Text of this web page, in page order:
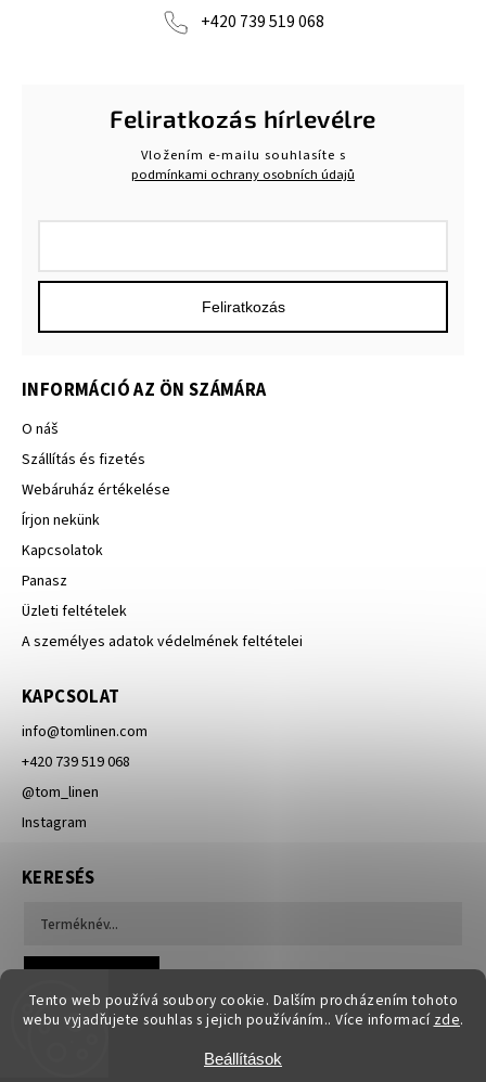
Tento web používá soubory cookie. Dalším procházením tohoto
webu vyjadřujete souhlas s jejich používáním.. Více informací zde.
Beállítások
+420 739 519 068
INFORMÁCIÓ AZ ÖN SZÁMÁRA
O náš
Szállítás és fizetés
Webáruház értékelése
Írjon nekünk
Kapcsolatok
Panasz
Üzleti feltételek
A személyes adatok védelmének feltételei
Feliratkozás hírlevélre
Vložením e-mailu souhlasíte s
podmínkami ochrany osobních údajů
Feliratkozás
KAPCSOLAT
info@tomlinen.com
+420 739 519 068
@tom_linen
Instagram
KERESÉS